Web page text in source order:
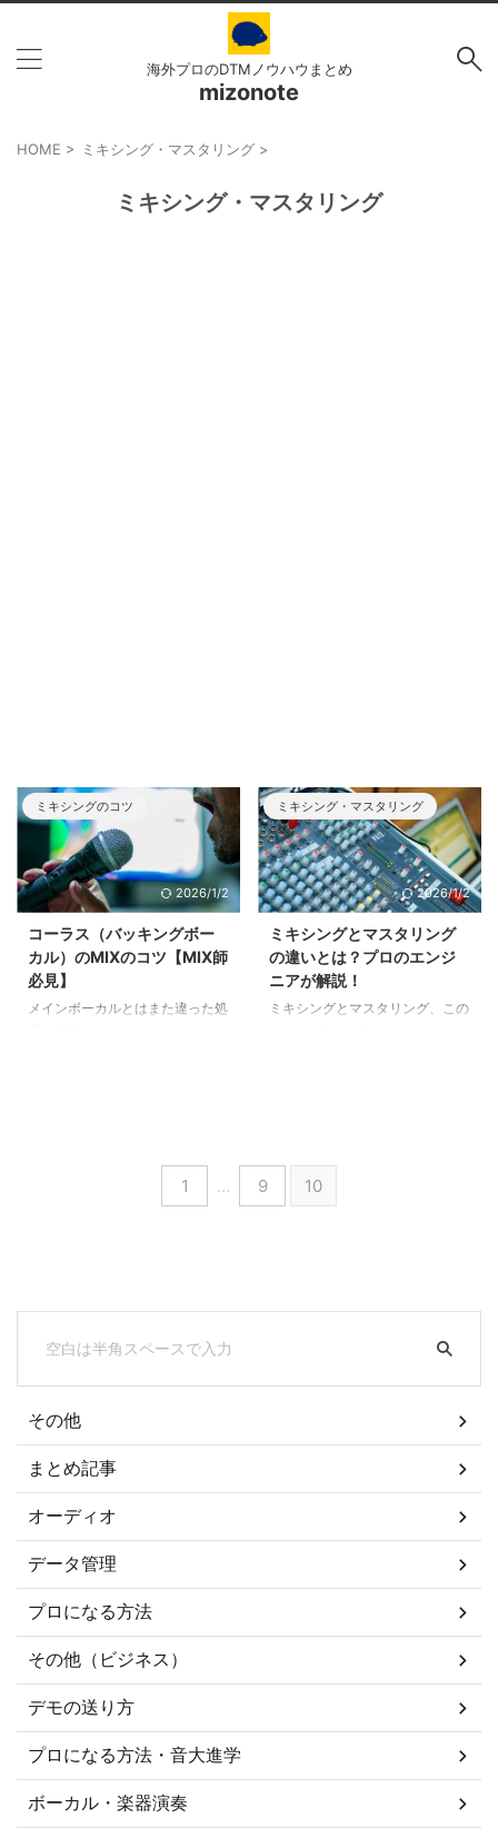
海外プロのDTMノウハウまとめ
mizonote
HOME > ミキシング・マスタリング >
ミキシング・マスタリング
ミキシングのコツ
2026/1/2
コーラス（バッキングボー
カル）のMIXのコツ【MIX師
必見】
メインボーカルとはまた違った処
ボーカルのMixテクニックをまと
ミキシング・マスタリング
2026/1/2
ミキシングとマスタリング
の違いとは？プロのエンジ
ニアが解説！
ミキシングとマスタリング、この
なります！
1 … 9 10
その他
まとめ記事
オーディオ
データ管理
プロになる方法
その他（ビジネス）
デモの送り方
プロになる方法・音大進学
ボーカル・楽器演奏